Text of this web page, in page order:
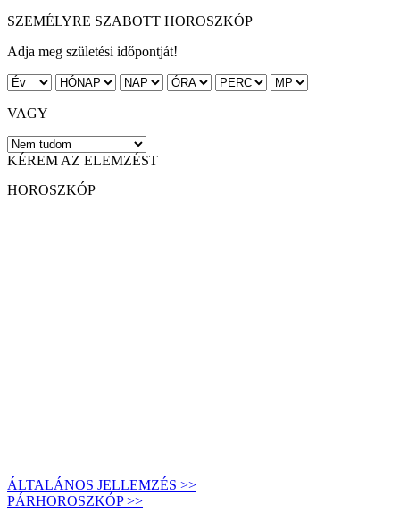
SZEMÉLYRE SZABOTT HOROSZKÓP
Adja meg születési időpontját!
VAGY
KÉREM AZ ELEMZÉST
HOROSZKÓP
ÁLTALÁNOS JELLEMZÉS >>
PÁRHOROSZKÓP >>